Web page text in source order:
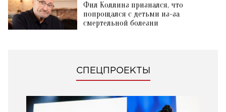
Фил Коллинз признался, что
попрощался с детьми из-за
смертельной болезни
СПЕЦПРОЕКТЫ